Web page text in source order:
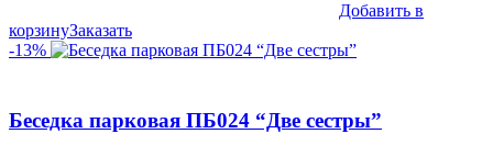
Добавить в
корзинуЗаказать
-13%
Беседка парковая ПБ024 “Две сестры”